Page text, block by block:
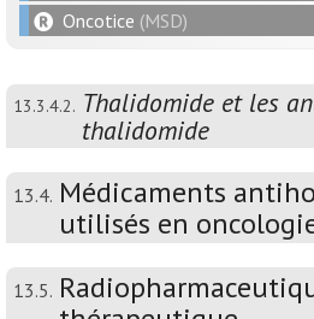
Oncotice (MSD)
13.3.4.2. Thalidomide et les
thalidomide
13.4. Médicaments
utilisés en
13.5.